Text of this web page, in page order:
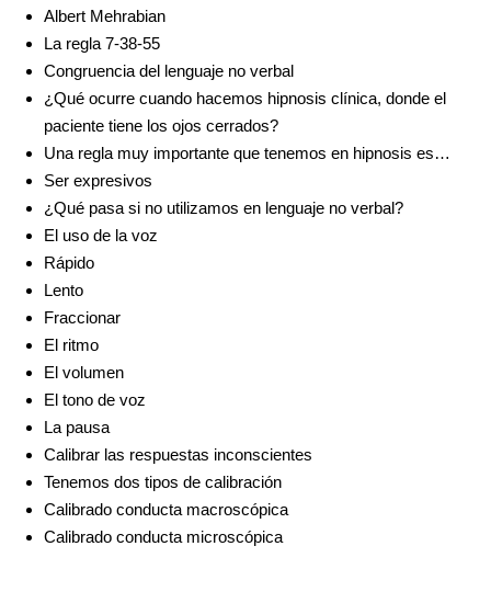
Albert Mehrabian
La regla 7-38-55
Congruencia del lenguaje no verbal
¿Qué ocurre cuando hacemos hipnosis clínica, donde el
paciente tiene los ojos cerrados?
Una regla muy importante que tenemos en hipnosis es…
Ser expresivos
¿Qué pasa si no utilizamos en lenguaje no verbal?
El uso de la voz
Rápido
Lento
Fraccionar
El ritmo
El volumen
El tono de voz
La pausa
Calibrar las respuestas inconscientes
Tenemos dos tipos de calibración
Calibrado conducta macroscópica
Calibrado conducta microscópica